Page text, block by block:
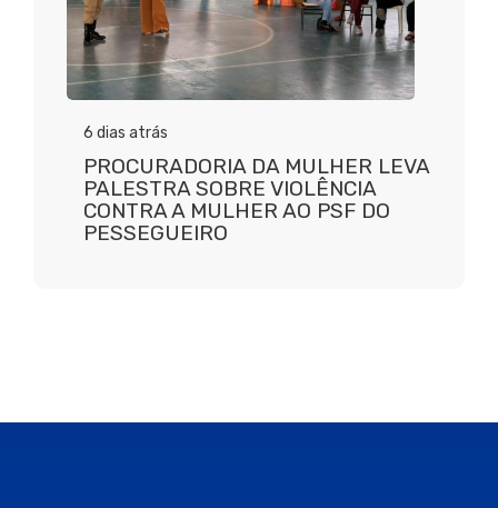
6 dias atrás
PROCURADORIA DA MULHER LEVA
PALESTRA SOBRE VIOLÊNCIA
CONTRA A MULHER AO PSF DO
PESSEGUEIRO